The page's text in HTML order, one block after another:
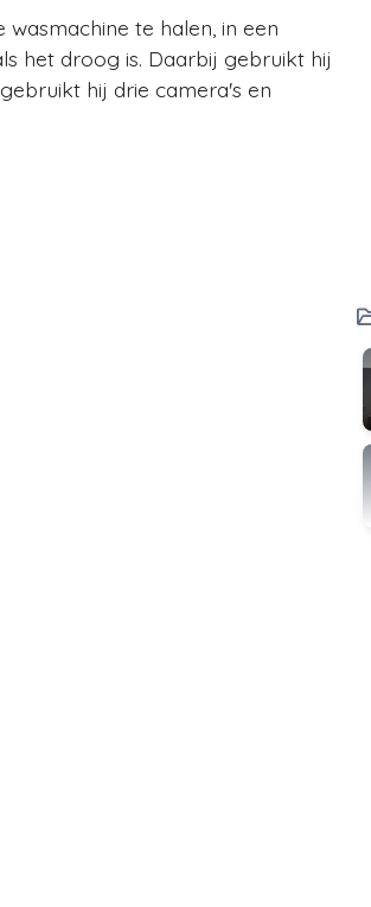
te halen, in een
het droog is. Daarbij gebruikt hij
hij drie camera's en